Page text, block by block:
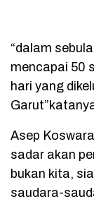
“dalam
mencapai 50
hari yang
Asep
sadar akan
bukan kita,
saudara-